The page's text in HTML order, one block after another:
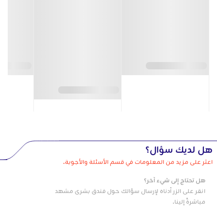
هل لديك سؤال؟
اعثر على مزيد من المعلومات في قسم الأسئلة والأجوبة.
هل تحتاج إلى شيء آخر؟
انقر على الزر أدناه لإرسال سؤالك حول فندق بشرى مشهد
مباشرةً إلينا.